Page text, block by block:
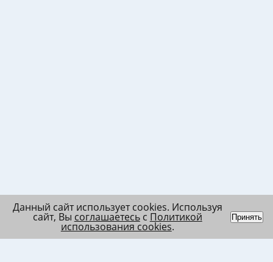
Данный сайт использует cookies. Используя
сайт, Вы соглашаетесьс Политикой
использования cookies.
Принять